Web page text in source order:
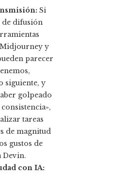
Si
de difusión
y
parecer
siguiente, y
golpeado
tareas
de magnitud
gustos de
Devin.
con IA: